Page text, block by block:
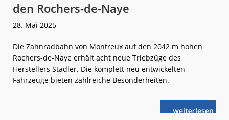
den Rochers-de-Naye
28. Mai 2025
Die Zahnradbahn von Montreux auf den 2042 m hohen
Rochers-de-Naye erhält acht neue Triebzüge des
Herstellers Stadler. Die komplett neu entwickelten
Fahrzeuge bieten zahlreiche Besonderheiten.
weiterlese
nStadler: